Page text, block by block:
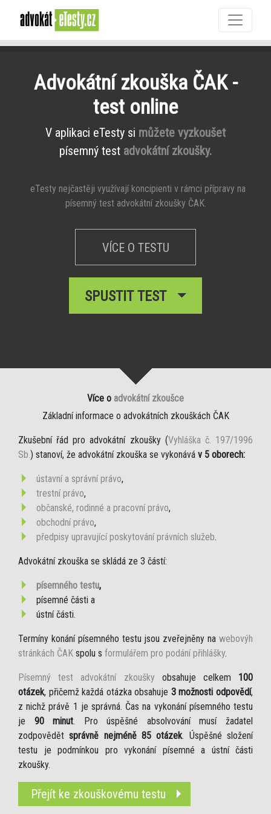
Advokátní zkouška ČAK -
test online
V aplikaci eTesty si můžete vyzkoušet
písemný test advokátní zkoušky.
eTesty nejčastěji využívají koncipienti v rámci přípravy na
písemný test advokátní zkoušky ČAK.
VÍCE O TESTU
SPUSTIT TEST
Více o advokátní zkoušce
Základní informace o advokátních zkouškách ČAK
Zkušební řád pro advokátní zkoušky (Vyhláška č. 197/1996
Sb.) stanoví, že advokátní zkouška se vykonává v 5 oborech:
ústavní a správní právo,
trestní právo,
občanské, rodinné a pracovní právo,
obchodní právo,
předpisy upravující poskytování právních služeb.
Advokátní zkouška se skládá ze 3 částí:
písemného testu,
písemné části a
ústní části.
Termíny konání písemného testu jsou zveřejněny na webovýh
stránkách ČAK spolu s formulářem pro podání přihlášky.
Písemný test advokátní zkoušky obsahuje celkem 100
otázek, přičemž každá otázka obsahuje 3 možnosti odpovědí,
z nichž právě 1 je správná. Čas na vykonání písemného testu
je 90 minut. Pro úspěšné absolvování musí žadatel
zodpovědětsprávně nejméně 85 otázek. Úspěšné složení
testu je podmínkou pro vykonání písemné a ústní části
zkoušky.
Přejít ke zkouškovému testu